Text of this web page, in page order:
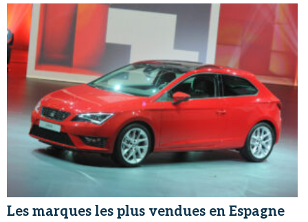
Les marques les plus vendues en Espagne